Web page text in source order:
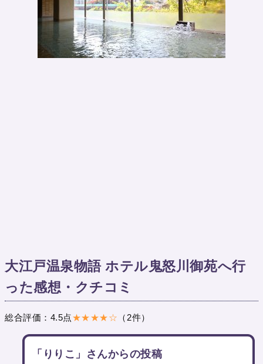
大江戸温泉物語 ホテル鬼怒川御苑へ行
った感想・クチコミ
総合評価：4.5点★★★★☆ （2件）
「りりこ」さんからの投稿